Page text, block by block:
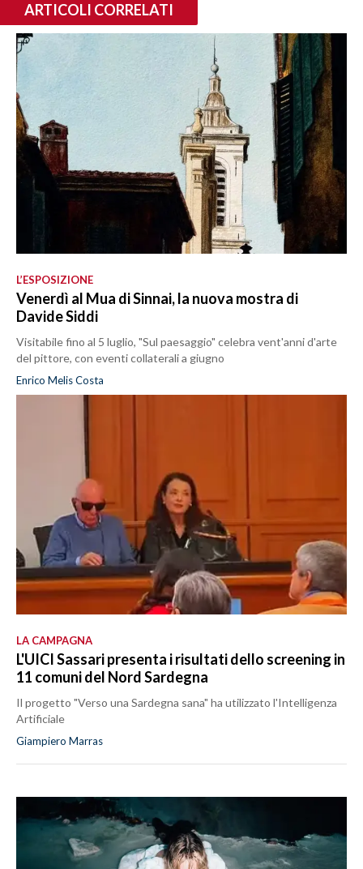
ARTICOLI CORRELATI
L’ESPOSIZIONE
Venerdì al Mua di Sinnai, la nuova mostra di
Davide Siddi
Visitabile fino al 5 luglio, "Sul paesaggio" celebra vent'anni d'arte
del pittore, con eventi collaterali a giugno
Enrico Melis Costa
LA CAMPAGNA
L'UICI Sassari presenta i risultati dello screening in
11 comuni del Nord Sardegna
Il progetto "Verso una Sardegna sana" ha utilizzato l'Intelligenza
Artificiale
Giampiero Marras